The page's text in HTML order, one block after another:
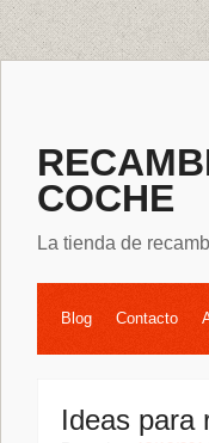
COCHE
La tienda de
Blog Contacto
Ideas para